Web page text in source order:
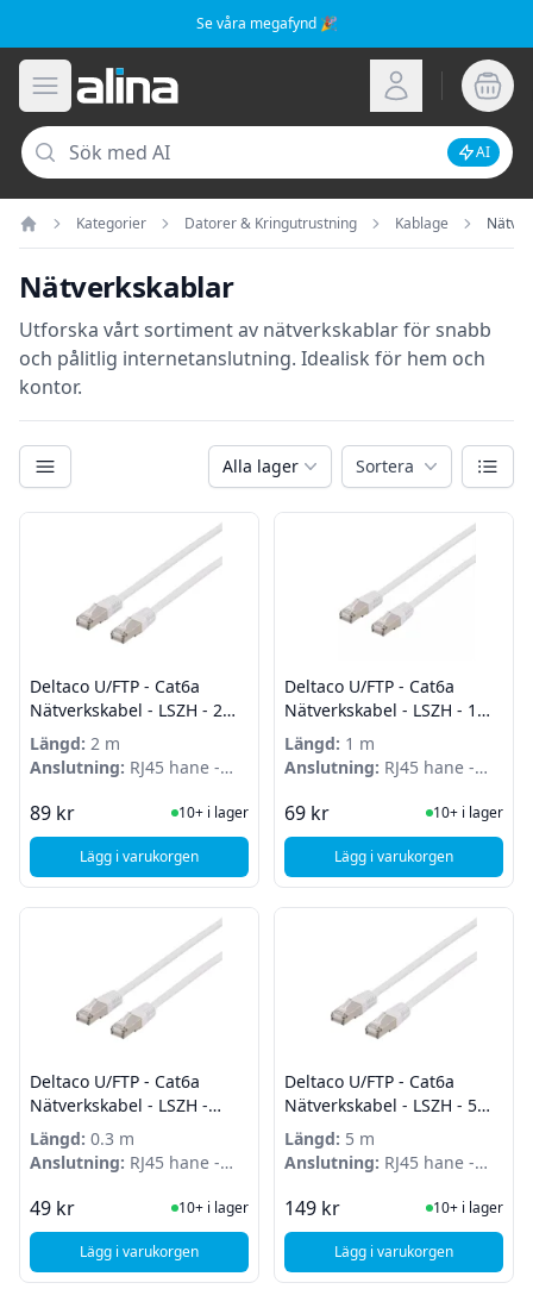
Se våra megafynd 🎉
Öppna meny
Alina.se Logga in
Sök
AI
Hem
Kategorier Datorer & Kringutrustning Kablage
Nätverkskablar
Utforska vårt sortiment av nätverkskablar för snabb
och pålitlig internetanslutning. Idealisk för hem och
kontor.
Kategorier Alla lager Sortera Växla
Filter
Produkter
Deltaco U/FTP - Cat6a
Nätverkskabel - LSZH - 2m -
Vit
Längd: 2 m
Anslutning: RJ45 hane -
89 kr I Lager
10+ i lager
Lägg i varukorgen, Deltaco U/FTP - Cat6a Nätverkskabel - LSZH - 2m - Vit
Deltaco U/FTP - Cat6a
Nätverkskabel - LSZH - 1m -
Vit
Längd: 1 m
Anslutning: RJ45 hane -
69 kr I Lager
10+ i lager
Lägg i varukorgen
, Deltaco U/FTP -
Deltaco U/FTP - Cat6a
Nätverkskabel - LSZH -
0,3m - Vit
Längd: 0.3 m
Anslutning: RJ45 hane -
49 kr I Lager
10+ i lager
Lägg i varukorgen, Deltaco U/FTP - Cat6a Nätverkskabel - LSZH - 0,3m - Vit
Deltaco U/FTP - Cat6a
Nätverkskabel - LSZH - 5m -
Vit
Längd: 5 m
Anslutning: RJ45 hane -
149 kr I Lager
10+ i lager
Lägg i varukorgen
, Deltaco U/FTP -